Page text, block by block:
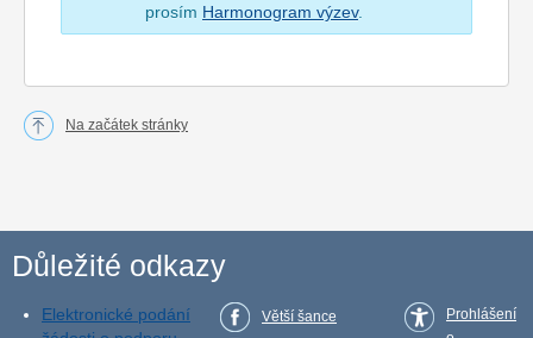
prosím Harmonogram výzev.
Na začátek stránky
Důležité odkazy
Elektronické podání
Větší šance
Prohlášení